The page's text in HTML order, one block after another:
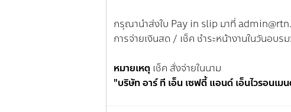
กรุณานำส่งใบ Pay in slip มาที่
การจ่ายเงินสด / เช็ค ชำระหน้างานในวันอบร
หมายเหตุเช็ค สั่งจ่ายในนาม
"บริษัท อาร์ ที เอ็น เซฟตี้ แอนด์ เอ็นไวรอนเ